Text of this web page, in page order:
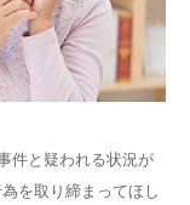
件と疑われる状況が
を取り締まってほし